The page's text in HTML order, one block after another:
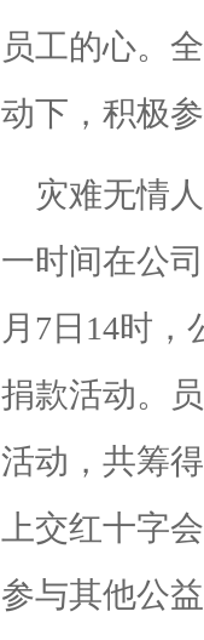
员工的心。
动下，积极
灾难无情人
一时间在公
月7日14时，
捐款活动。
活动，共筹
上交红十字
参与其他公